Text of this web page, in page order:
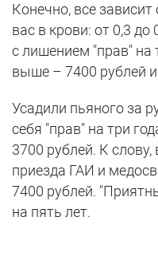
Конечно, все зависит
вас в крови: от 0,3
с лишением "прав" на
выше – 7400 рублей
Усадили пьяного за
себя "прав" на три
3700 рублей. К
приезда ГАИ и
7400 рублей.
на пять лет.